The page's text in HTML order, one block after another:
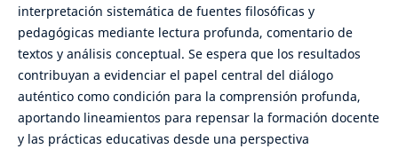
interpretación sistemática de fuentes filosóficas y
pedagógicas mediante lectura profunda, comentario de
textos y análisis conceptual. Se espera que los resultados
contribuyan a evidenciar el papel central del diálogo
auténtico como condición para la comprensión profunda,
aportando lineamientos para repensar la formación docente
y las prácticas educativas desde una perspectiva